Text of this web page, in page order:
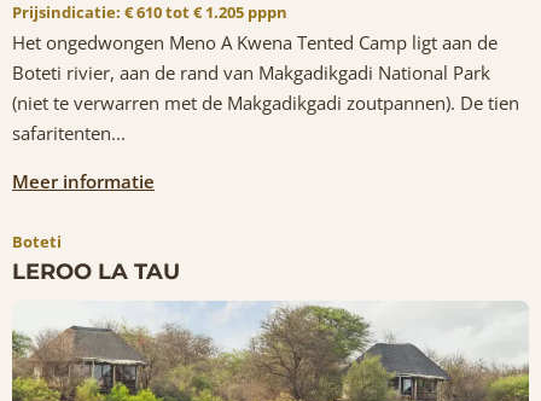
Prijsindicatie: € 610 tot € 1.205 pppn
Het ongedwongen Meno A Kwena Tented Camp ligt aan de
Boteti rivier, aan de rand van Makgadikgadi National Park
(niet te verwarren met de Makgadikgadi zoutpannen). De tien
safaritenten...
Meer informatie
Boteti
LEROO LA TAU